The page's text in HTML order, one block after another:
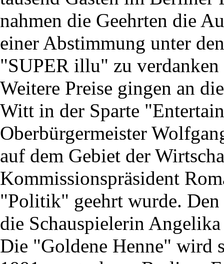
nahmen die Geehrten die
einer Abstimmung unter
"SUPER illu" zu verdanken
Weitere Preise gingen an
Witt in der Sparte
Oberbürgermeister
auf dem Gebiet der
Kommissionspräsident
"Politik" geehrt wurde.
die Schauspielerin
Die "Goldene Henne" wird